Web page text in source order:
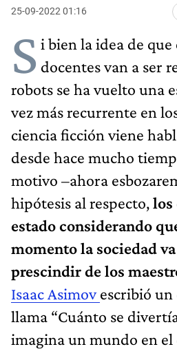
25-09-2022 01:16
S i bien la idea de
docentes van a ser
robots se ha vuelto una
vez más recurrente en
ciencia ficción viene
desde hace mucho
motivo –ahora
hipótesis al respecto,los
estado considerando
momento la sociedad
prescindir de los
Isaac Asimovescribió un
llama “Cuánto se
imagina un mundo en el